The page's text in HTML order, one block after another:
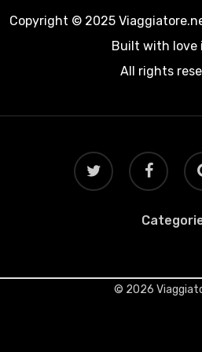
Copyright © 2025
Built with love
All rights
twitter facebook
© 2026